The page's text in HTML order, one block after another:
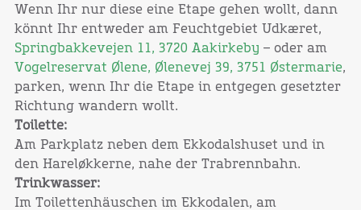
Wenn Ihr nur diese eine Etape gehen wollt, dann
könnt Ihr entweder am Feuchtgebiet Udkæret,
Springbakkevejen 11, 3720 Aakirkeby – oder am
Vogelreservat Ølene, Ølenevej 39, 3751 Østermarie,
parken, wenn Ihr die Etape in entgegen gesetzter
Richtung wandern wollt.
Toilette:
Am Parkplatz neben dem Ekkodalshuset und in
den Hareløkkerne, nahe der Trabrennbahn.
Trinkwasser:
Im Toilettenhäuschen im Ekkodalen, am